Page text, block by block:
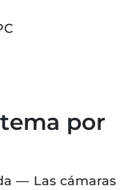
por
— Las cámaras